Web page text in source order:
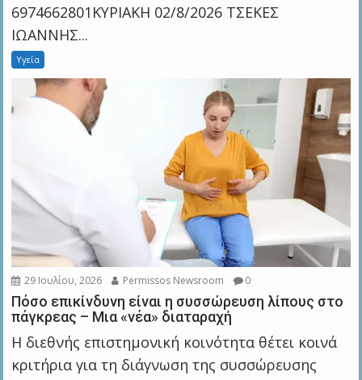
6974662801ΚΥΡΙΑΚΗ 02/8/2026 TΣΕΚΕΣ
ΙΩΑΝΝΗΣ...
Υγεία
29 Ιουλίου, 2026 Permissos Newsroom 0
Πόσο επικίνδυνη είναι η συσσώρευση λίπους στο
πάγκρεας – Μια «νέα» διαταραχή
Η διεθνής επιστημονική κοινότητα θέτει κοινά
κριτήρια για τη διάγνωση της συσσώρευσης